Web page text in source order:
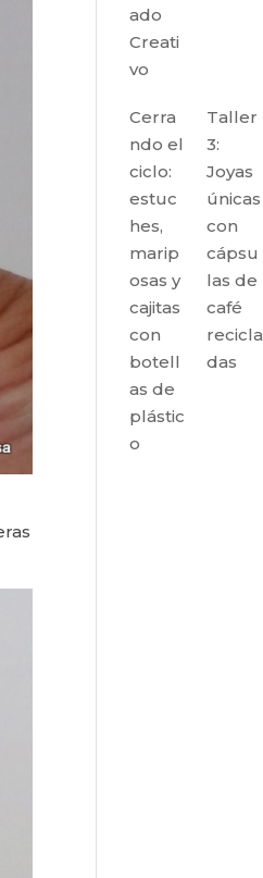
ado
Creati
vo
Cerra
ndo el
ciclo:
estuc
hes,
marip
osas y
cajitas
con
botell
as de
plástic
o
Taller
3:
Joyas
únicas
con
cápsu
las de
café
recicla
das